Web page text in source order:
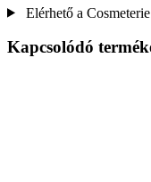
Elérhető a
Kapcsolódó